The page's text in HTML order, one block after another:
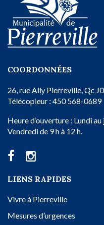
COORDONNÉES
26, rue Ally Pierreville, Qc
Télécopieur : 450 568-0689
Heure d’ouverture : Lundi au
Vendredi de 9 h à 12 h.
LIENS RAPIDES
Vivre à Pierreville
Mesures d’urgences